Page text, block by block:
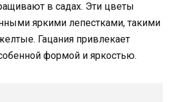
в садах. Эти цветы
яркими лепестками, такими
Гацания привлекает
формой и яркостью.